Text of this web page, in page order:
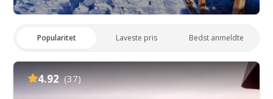
Popularitet Laveste pris Bedst anmeldte
4.92 (37)